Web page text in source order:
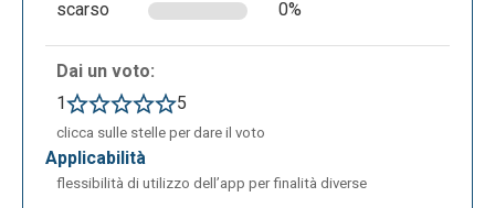
scarso
0%
Dai un voto:
1
5
clicca sulle stelle per dare il voto
applicabilità
flessibilità di utilizzo dell’app per finalità diverse